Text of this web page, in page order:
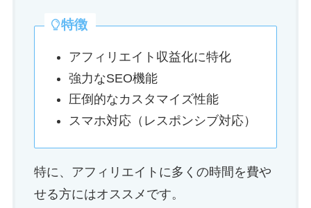
特徴
アフィリエイト収益化に特化
強力なSEO機能
圧倒的なカスタマイズ性能
スマホ対応（レスポンシブ対応）
特に、アフィリエイトに多くの時間を費や
せる方にはオススメです。